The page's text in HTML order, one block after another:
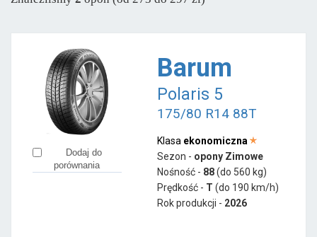
Tracmax od 226 zł
Dodaj do
porównania
Barum
Polaris 5
175/80 R14 88T
Klasa ekonomiczna
Sezon - opony Zimowe
Nośność - 88(do 560 kg)
Prędkość - T (do 190 km/h)
Rok produkcji - 2026